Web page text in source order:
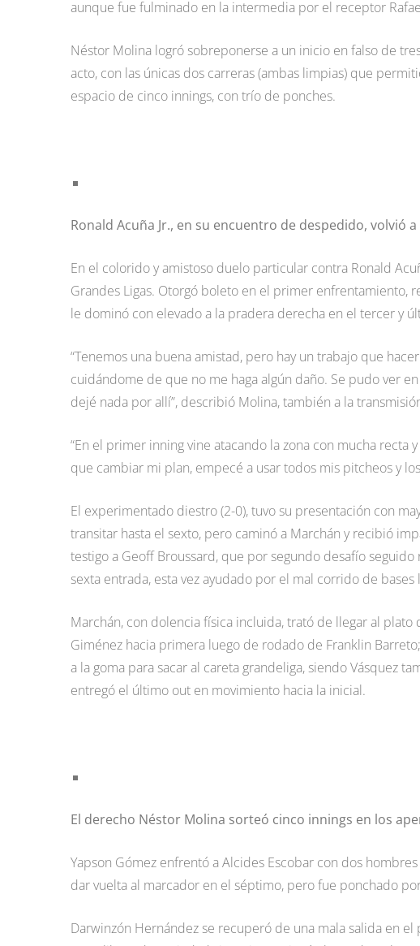
aunque fue fulminado en la intermedia por el receptor
Néstor Molina logró sobreponerse a un inicio en falso de
acto, con las únicas dos carreras (ambas limpias) que
espacio de cinco innings, con trío de ponches.
Ronald Acuña Jr., en su encuentro de despedido,
En el colorido y amistoso duelo particular contra Ronald
Grandes Ligas. Otorgó boleto en el primer
le dominó con elevado a la pradera derecha en el tercer y
“Tenemos una buena amistad, pero hay un trabajo que
cuidándome de que no me haga algún daño. Se pudo ver
dejé nada por allí”, describió Molina, también a la
“En el primer inning vine atacando la zona con mucha
que cambiar mi plan, empecé a usar todos mis pitcheos y
El experimentado diestro (2-0), tuvo su presentación con
transitar hasta el sexto, pero caminó a Marchán y recibió
testigo a Geoff Broussard, que por segundo desafío
sexta entrada, esta vez ayudado por el mal corrido de bases
Marchán, con dolencia física incluida, trató de llegar al
Giménez hacia primera luego de rodado de Franklin
a la goma para sacar al careta grandeliga, siendo Vásquez
entregó el último out en movimiento hacia la inicial.
El derecho Néstor Molina sorteó cinco innings en los
Yapson Gómez enfrentó a Alcides Escobar con dos
dar vuelta al marcador en el séptimo, pero fue ponchado
Darwinzón Hernández se recuperó de una mala salida en